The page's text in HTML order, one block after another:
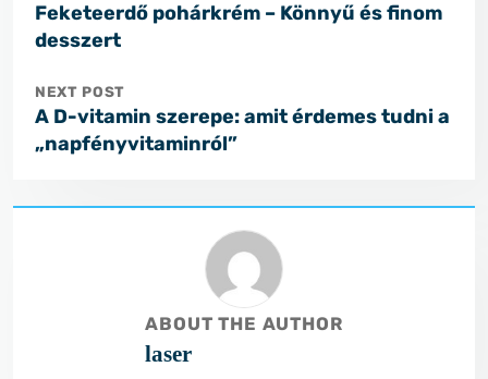
Feketeerdő pohárkrém – Könnyű és finom
desszert
NEXT POST
A D-vitamin szerepe: amit érdemes tudni a
„napfényvitaminról”
ABOUT THE AUTHOR
laser